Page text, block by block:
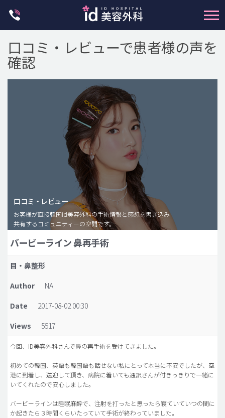
脂肪注入(アンチエイジング)
豊胸手術・バストアップ
プチ整形
脂肪吸引 (大容量)
病院紹介
安全整形
料金一覧
ご相談のお問い合わせ
口コミ・レビューで患者様の声を
確認
口コミ・レビュー
お客様が直接韓国id美容外科の手術情報と感想を書き込み
共有するコミュニティーの空間です。
バービーライン 鼻再手術
目・鼻整形
Author
NA
Date
2017-08-02 00:30
Views
5517
今回、ID美容外科さんで鼻の再手術を受けてきました。
初めての韓国、英語も韓国語も話せない私にとって本当に不安でしたが、空
港に到着し、送迎して頂き、病院に着いても通訳さんが付きっきりで一緒に
いてくれたので安心しました。
バービーラインは睡眠麻酔で、注射を打ったと思ったら寝ていていつの間に
か起きたら３時間くらいたっていて手術が終わっていました。